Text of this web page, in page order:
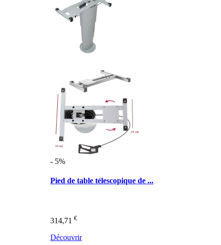
- 5%
Pied de table télescopique de ...
314,71 €
Découvrir